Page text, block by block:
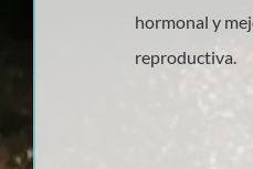
hormonal y
reproductiva.